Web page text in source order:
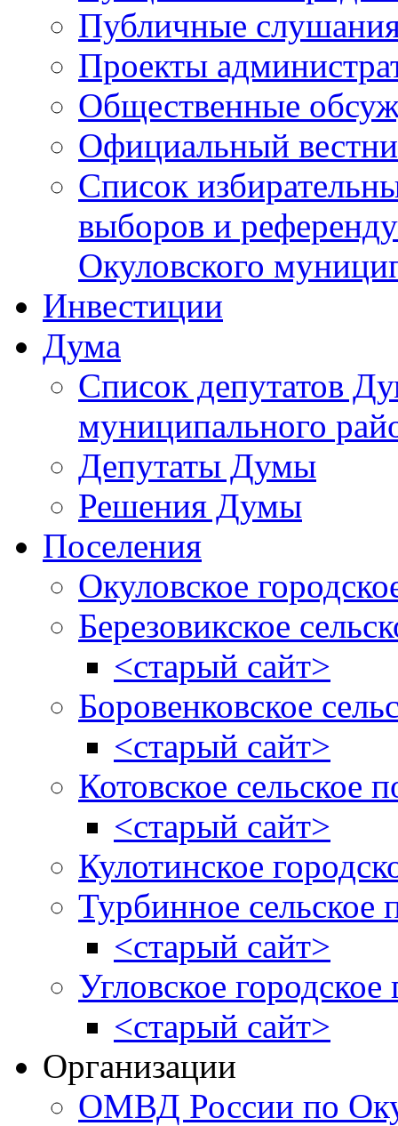
Публичные
Проекты
Общественные
Официальный
Список
выборов и
Окуловского
Инвестиции
Дума
Список депутатов
муниципального
Депутаты Думы
Решения Думы
Поселения
Окуловское
Березовикское
<старый сайт>
Боровенковское
<старый сайт>
Котовское сельское
<старый сайт>
Кулотинское
Турбинное сельское
<старый сайт>
Угловское городское
<старый сайт>
Организации
ОМВД России по